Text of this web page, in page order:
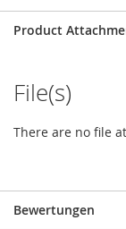
Product
File(s)
There are no file
Bewertungen